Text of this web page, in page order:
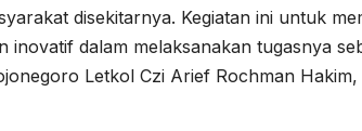
disekitarnya. Kegiatan ini untuk
inovatif dalam melaksanakan tugasnya
Letkol Czi Arief Rochman